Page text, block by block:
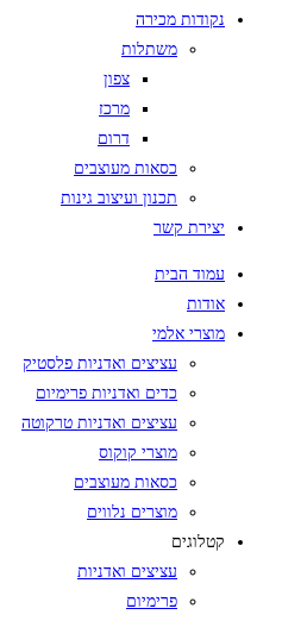
נקודות מכירה
משתלות
צפון
מרכז
דרום
כסאות מעוצבים
תכנון ועיצוב גינות
יצירת קשר
עמוד הבית
אודות
מוצרי אלמי
עציצים ואדניות פלסטיק
כדים ואדניות פרימיום
עציצים ואדניות טרקוטה
מוצרי קוקוס
כסאות מעוצבים
מוצרים נלווים
קטלוגים
עציצים ואדניות
פרימיום